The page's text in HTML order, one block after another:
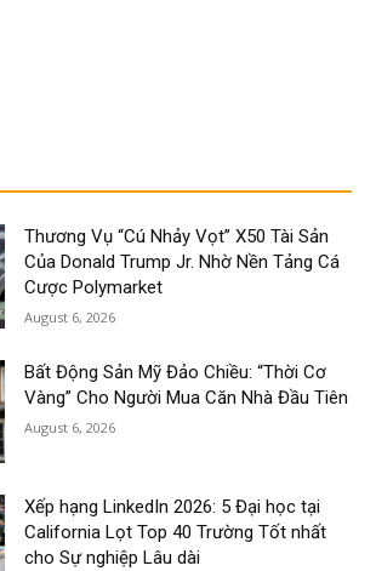
Thương Vụ “Cú Nhảy Vọt” X50 Tài Sản
Của Donald Trump Jr. Nhờ Nền Tảng Cá
Cược Polymarket
August 6, 2026
Bất Động Sản Mỹ Đảo Chiều: “Thời Cơ
Vàng” Cho Người Mua Căn Nhà Đầu Tiên
August 6, 2026
Xếp hạng LinkedIn 2026: 5 Đại học tại
California Lọt Top 40 Trường Tốt nhất
cho Sự nghiệp Lâu dài